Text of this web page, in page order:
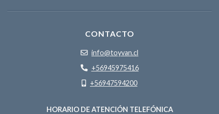
CONTACTO
info@toyvan.cl
+56945975416
+56947594200
HORARIO DE ATENCIÓN TELEFÓNICA